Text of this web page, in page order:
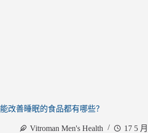
能改善睡眠的食品都有哪些？
Vitroman Men's Health 17 5